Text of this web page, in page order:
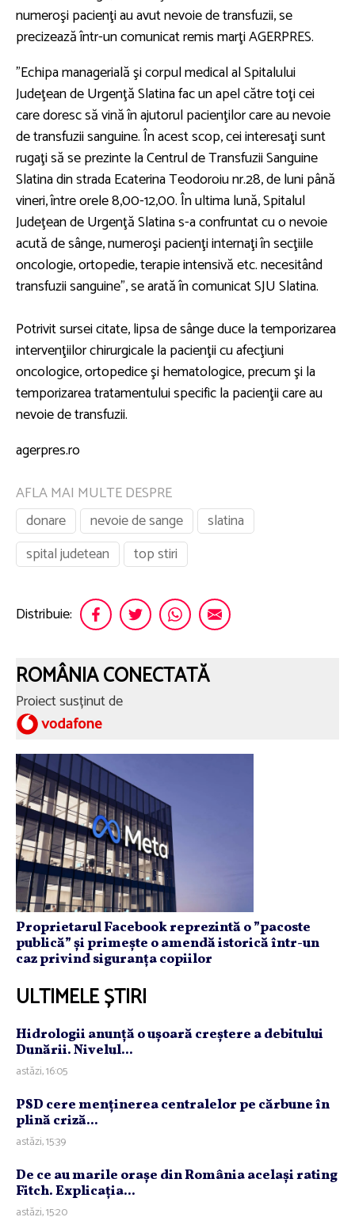
numeroşi pacienţi au avut nevoie de transfuzii, se
precizează într-un comunicat remis marţi AGERPRES.
"Echipa managerială şi corpul medical al Spitalului
Judeţean de Urgenţă Slatina fac un apel către toţi cei
care doresc să vină în ajutorul pacienţilor care au nevoie
de transfuzii sanguine. În acest scop, cei interesaţi sunt
rugaţi să se prezinte la Centrul de Transfuzii Sanguine
Slatina din strada Ecaterina Teodoroiu nr.28, de luni până
vineri, între orele 8,00-12,00. În ultima lună, Spitalul
Judeţean de Urgenţă Slatina s-a confruntat cu o nevoie
acută de sânge, numeroşi pacienţi internaţi în secţiile
oncologie, ortopedie, terapie intensivă etc. necesitând
transfuzii sanguine", se arată în comunicat SJU Slatina.
Potrivit sursei citate, lipsa de sânge duce la temporizarea
intervenţiilor chirurgicale la pacienţii cu afecţiuni
oncologice, ortopedice şi hematologice, precum şi la
temporizarea tratamentului specific la pacienţii care au
nevoie de transfuzii.
agerpres.ro
AFLA MAI MULTE DESPRE
donare
nevoie de sange
slatina
spital judetean
top stiri
Distribuie:
ROMÂNIA CONECTATĂ
Proiect susținut de
Proprietarul Facebook reprezintă o ”pacoste
publică” și primește o amendă istorică într-un
caz privind siguranța copiilor
ULTIMELE ȘTIRI
Hidrologii anunţă o uşoară creştere a debitului
Dunării. Nivelul...
astăzi, 16:05
PSD cere menţinerea centralelor pe cărbune în
plină criză...
astăzi, 15:39
De ce au marile oraşe din România acelaşi rating
Fitch. Explicaţia...
astăzi, 15:20